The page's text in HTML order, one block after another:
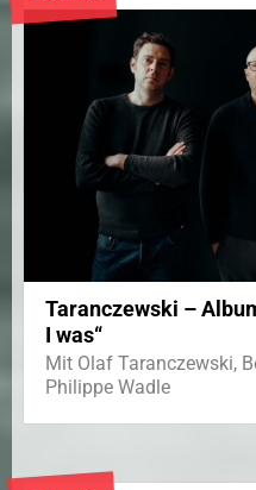
Taranczewski –
I was“
Mit Olaf Taranczewski,
Philippe Wadle